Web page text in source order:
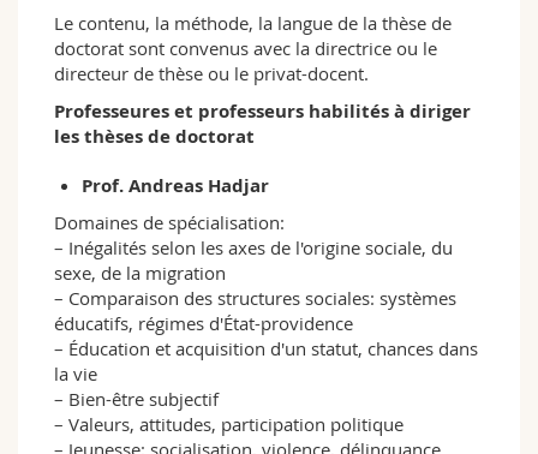
Le contenu, la méthode, la langue de la thèse de
doctorat sont convenus avec la directrice ou le
directeur de thèse ou le privat-docent.
Professeures et professeurs habilités à diriger
les thèses de doctorat
Prof. Andreas Hadjar
Domaines de spécialisation:
– Inégalités selon les axes de l'origine sociale, du
sexe, de la migration
– Comparaison des structures sociales: systèmes
éducatifs, régimes d'État-providence
– Éducation et acquisition d'un statut, chances dans
la vie
– Bien-être subjectif
– Valeurs, attitudes, participation politique